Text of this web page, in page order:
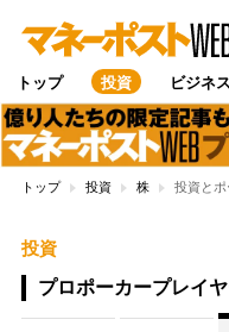
トップ 投資 ビジネス
トップ 投資 株 投資と
投資
プロポーカープレイ